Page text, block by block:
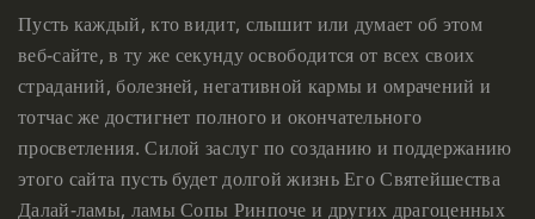
Пусть каждый, кто видит, слышит или думает об этом
веб-сайте, в ту же секунду освободится от всех своих
страданий, болезней, негативной кармы и омрачений и
тотчас же достигнет полного и окончательного
просветления. Силой заслуг по созданию и поддержанию
этого сайта пусть будет долгой жизнь Его Святейшества
Далай-ламы, ламы Сопы Ринпоче и других драгоценных